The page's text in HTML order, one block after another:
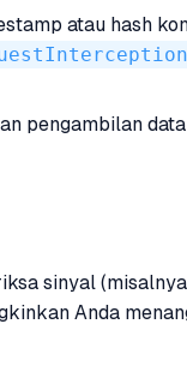
atau hash
pengambilan
sinyal
Anda